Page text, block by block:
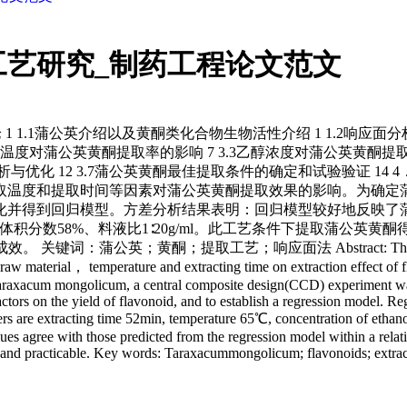
研究_制药工程论文范文
蒲公英介绍以及黄酮类化合物生物活性介绍 1 1.2响应面
度对蒲公英黄酮提取率的影响 7 3.3乙醇浓度对蒲公英黄酮
优化 12 3.7蒲公英黄酮最佳提取条件的确定和试验验证 14
度和提取时间等因素对蒲公英黄酮提取效果的影响。为确
得到回归模型。方差分析结果表明：回归模型较好地反映
分数58%、料液比1∶20g/ml。此工艺条件下提取蒲公英黄
关键词：蒲公英；黄酮；提取工艺；响应面法 Abstract: The
material， temperature and extracting time on extraction effect
mongolicum, a central composite design(CCD) experiment
on the yield of flavonoid, and to establish a regression model.
are extracting time 52min, temperature 65℃, concentration of
agree with those predicted from the regression model within a
practicable. Key words: Taraxacummongolicum; flavonoids;